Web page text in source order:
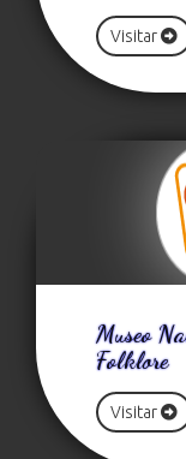
Visitar
Museo
Folklore
Visitar